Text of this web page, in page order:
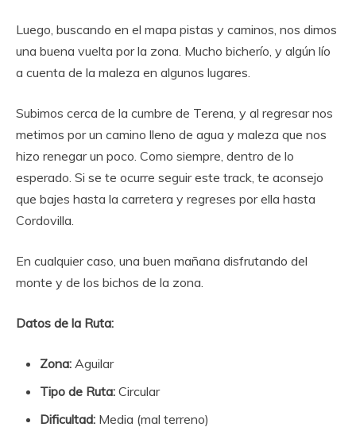
Luego, buscando en el mapa pistas y caminos, nos dimos
una buena vuelta por la zona. Mucho bicherío, y algún lío
a cuenta de la maleza en algunos lugares.
Subimos cerca de la cumbre de Terena, y al regresar nos
metimos por un camino lleno de agua y maleza que nos
hizo renegar un poco. Como siempre, dentro de lo
esperado. Si se te ocurre seguir este track, te aconsejo
que bajes hasta la carretera y regreses por ella hasta
Cordovilla.
En cualquier caso, una buen mañana disfrutando del
monte y de los bichos de la zona.
Datos de la Ruta:
Zona: Aguilar
Tipo de Ruta: Circular
Dificultad: Media (mal terreno)